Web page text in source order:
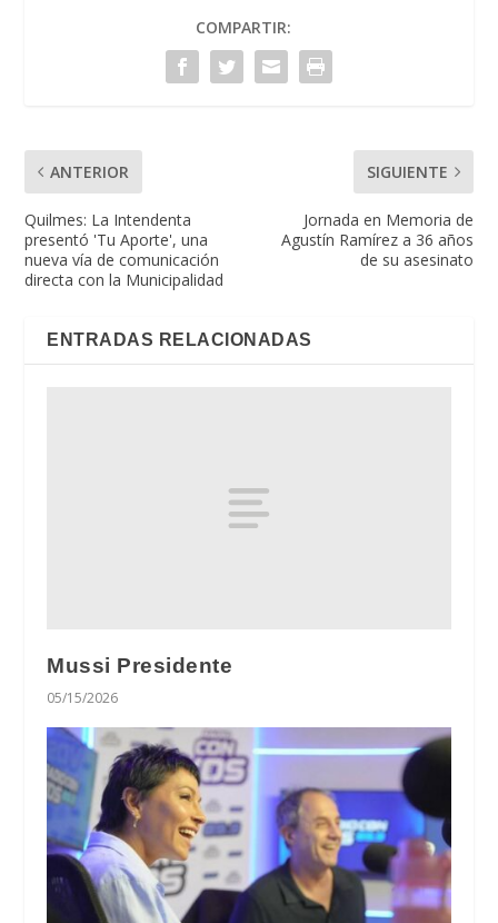
COMPARTIR:
ANTERIOR
Quilmes: La Intendenta
presentó 'Tu Aporte', una
nueva vía de comunicación
directa con la Municipalidad
SIGUIENTE
Jornada en Memoria de
Agustín Ramírez a 36 años
de su asesinato
ENTRADAS RELACIONADAS
Mussi Presidente
05/15/2026